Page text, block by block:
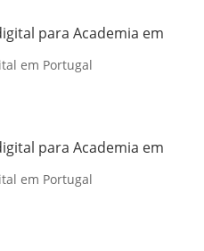
para Academia em
em Portugal
para Academia em
em Portugal